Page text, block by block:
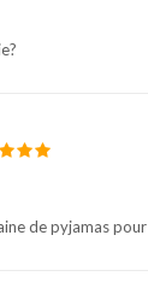
de pyjamas